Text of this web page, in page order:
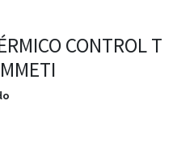
CONTROL T